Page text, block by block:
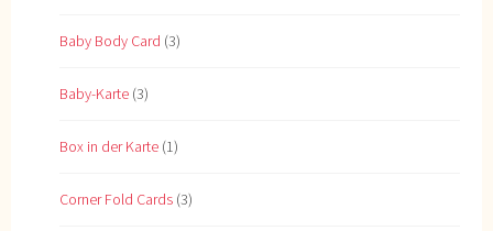
Baby Body Card (3)
Baby-Karte (3)
Box in der Karte (1)
Corner Fold Cards (3)